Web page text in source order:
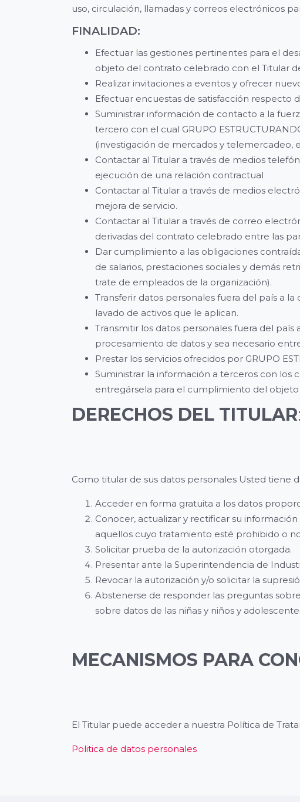
uso, circulación, llamadas y correos electrónicos
FINALIDAD:
Efectuar las gestiones pertinentes para el
objeto del contrato celebrado con el Titular
Realizar invitaciones a eventos y ofrecer
Efectuar encuestas de satisfacción respecto
Suministrar información de contacto a la
tercero con el cual GRUPO
(investigación de mercados y telemercadeo,
Contactar al Titular a través de medios
ejecución de una relación contractual
Contactar al Titular a través de medios
mejora de servicio.
Contactar al Titular a través de correo
derivadas del contrato celebrado entre las
Dar cumplimiento a las obligaciones
de salarios, prestaciones sociales y demás
trate de empleados de la organización).
Transferir datos personales fuera del país a
lavado de activos que le aplican.
Transmitir los datos personales fuera del país
procesamiento de datos y sea necesario
Prestar los servicios ofrecidos por GRUPO
Suministrar la información a terceros con los
entregársela para el cumplimiento del
DERECHOS DEL TITULAR:
Como titular de sus datos personales Usted tiene
Acceder en forma gratuita a los datos
Conocer, actualizar y rectificar su
aquellos cuyo tratamiento esté prohibido o
Solicitar prueba de la autorización otorgada.
Presentar ante la Superintendencia de
Revocar la autorización y/o solicitar la
Abstenerse de responder las preguntas
sobre datos de las niñas y niños y
MECANISMOS PARA
El Titular puede acceder a nuestra Política de
Politica de datos personales